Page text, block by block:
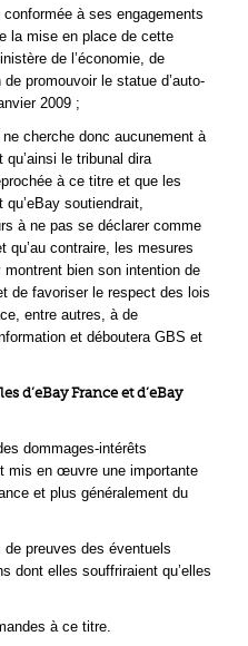
à ses engagements
la mise en place de cette
de l’économie, de
de promouvoir le statue d’auto-
2009 ;
cherche donc aucunement à
le tribunal dira
à ce titre et que les
soutiendrait,
à ne pas se déclarer comme
qu’au contraire, les mesures
bien son intention de
de favoriser le respect des lois
entre autres, à de
et déboutera GBS et
d’eBay France et d’eBay
dommages-intérêts
mis en œuvre une importante
et plus généralement du
de preuves des éventuels
dont elles souffriraient qu’elles
à ce titre.